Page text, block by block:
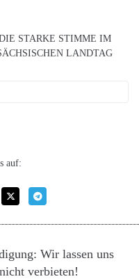
STARKE STIMME IM
LANDTAG
auf:
Wir lassen uns
verbieten!